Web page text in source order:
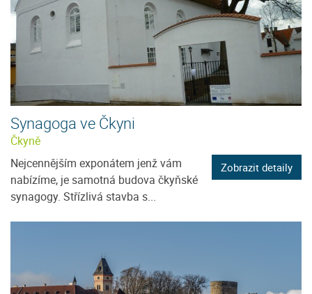
Synagoga ve Čkyni
Čkyně
Nejcennějším exponátem jenž vám
nabízíme, je samotná budova čkyňské
synagogy. Střízlivá stavba s...
Zobrazit detaily